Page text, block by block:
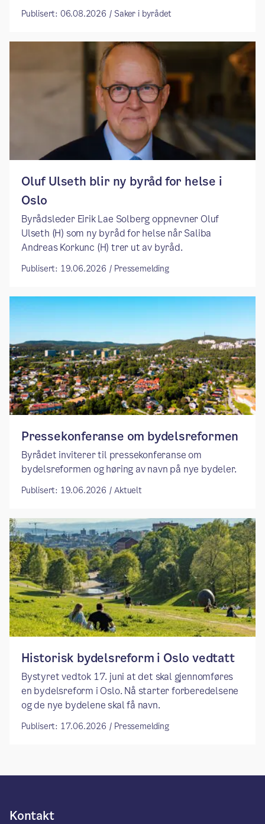
Publisert: 06.08.2026 / Saker i byrådet
​​Oluf Ulseth blir ny byråd for helse i
Oslo ​
​​Byrådsleder Eirik Lae Solberg oppnevner Oluf
Ulseth (H) som ny byråd for helse når Saliba
Andreas Korkunc (H) trer ut av byråd. ​
Publisert: 19.06.2026 / Pressemelding
Pressekonferanse om bydelsreformen
Byrådet inviterer til pressekonferanse om
bydelsreformen og høring av navn på nye bydeler.
Publisert: 19.06.2026 / Aktuelt
​​Historisk bydelsreform i Oslo vedtatt​
Bystyret vedtok 17. juni at det skal gjennomføres
en bydelsreform i Oslo. Nå starter forberedelsene
og de nye bydelene skal få navn.
Publisert: 17.06.2026 / Pressemelding
Kontakt